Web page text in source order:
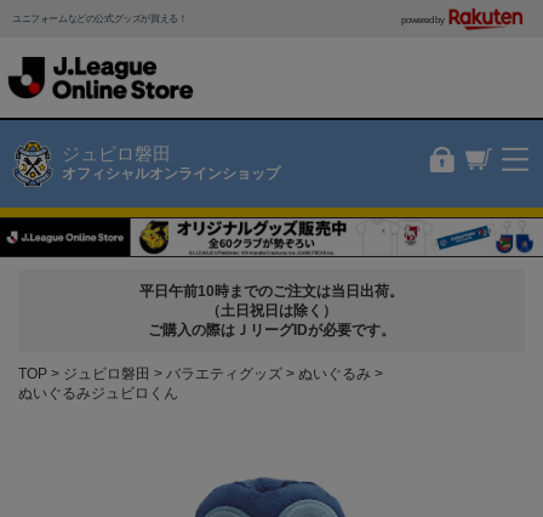
ユニフォームなどの公式グッズが買える！ powered by
ジュビロ磐田
オフィシャルオンラインショップ
平日午前10時までのご注文は当日出荷。
（土日祝日は除く）
ご購入の際はＪリーグIDが必要です。
TOP ジュビロ磐田 バラエティグッズ
ぬいぐるみ
ぬいぐるみジュビロくん